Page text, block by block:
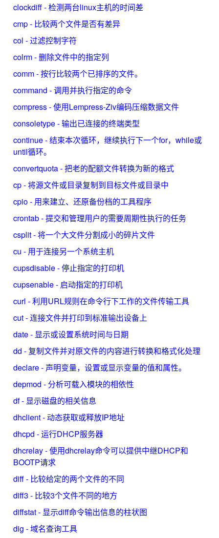
clockdiff - 检测两台linux主机的时间差
cmp - 比较两个文件是否有差异
col - 过滤控制字符
colrm - 删除文件中的指定列
comm - 按行比较两个已排序的文件。
command - 调用并执行指定的命令
compress - 使用Lempress-Ziv编码压缩数据文件
consoletype - 输出已连接的终端类型
continue - 结束本次循环，继续执行下一个for，while或
until循环。
convertquota - 把老的配额文件转换为新的格式
cp - 将源文件或目录复制到目标文件或目录中
cpio - 用来建立、还原备份档的工具程序
crontab - 提交和管理用户的需要周期性执行的任务
csplit - 将一个大文件分割成小的碎片文件
cu - 用于连接另一个系统主机
cupsdisable - 停止指定的打印机
cupsenable - 启动指定的打印机
curl - 利用URL规则在命令行下工作的文件传输工具
cut - 连接文件并打印到标准输出设备上
date - 显示或设置系统时间与日期
dd - 复制文件并对原文件的内容进行转换和格式化处理
declare - 声明变量，设置或显示变量的值和属性。
depmod - 分析可载入模块的相依性
df - 显示磁盘的相关信息
dhclient - 动态获取或释放IP地址
dhcpd - 运行DHCP服务器
dhcrelay - 使用dhcrelay命令可以提供中继DHCP和
BOOTP请求
diff - 比较给定的两个文件的不同
diff3 - 比较3个文件不同的地方
diffstat - 显示diff命令输出信息的柱状图
dig - 域名查询工具